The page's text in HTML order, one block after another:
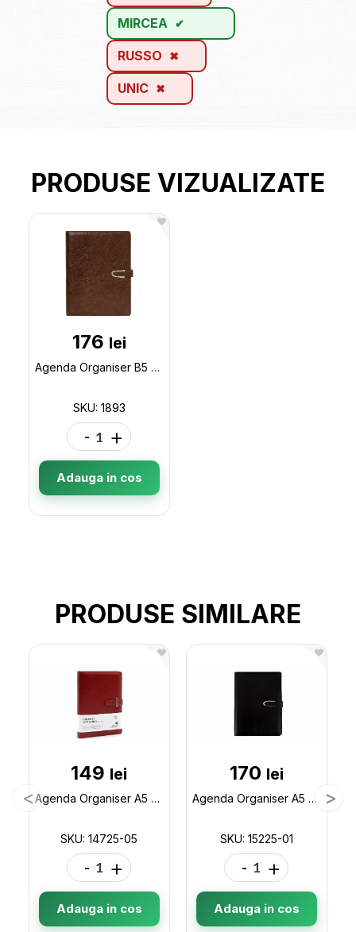
MIRCEA
RUSSO
UNIC
PRODUSE VIZUALIZATE
176 lei
Agenda Organiser B5 cu bloc detas.Maro/Negru 1893
SKU: 1893
- +
Adauga in cos
PRODUSE SIMILARE
149 lei
Agenda Organiser A5 cu bloc detas.Rosie 14725-05
SKU: 14725-05
- +
Adauga in cos
170 lei
Agenda Organiser A5 cu bloc detas. Negru 15225-01
SKU: 15225-01
- +
Adauga in cos